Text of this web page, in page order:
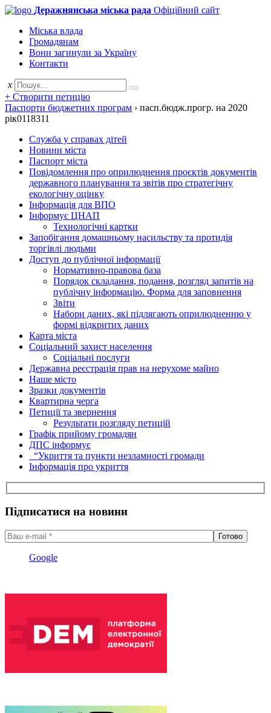
Деражнянська міська рада Офіційний сайт
Міська влада
Громадянам
Вони загинули за Україну
Контакти
x
+ Створити петицію
Паспорти бюджетних програм › пасп.бюдж.прогр. на 2020
рік0118311
Служба у справах дітей
Новини міста
Паспорт міста
Повідомлення про оприлюднення проєктів документів
державного планування та звітів про стратегічну
екологічну оцінку
Інформація для ВПО
Інформує ЦНАП
Технологічні картки
Запобігання домашньому насильству та протидія
торгівлі людьми
Доступ до публічної інформації
Нормативно-правова база
Порядок складання, подання, розгляд запитів на
публічну інформацію. Форма для заповнення
Звіти
Набори даних, які підлягають оприлюдненню у
формі відкритих даних
Карта міста
Соціальний захист населення
Соціальні послуги
Державна реєстрація прав на нерухоме майно
Наше місто
Зразки документів
Квартирна черга
Петиції та звернення
Результати розгляду петицій
Графік прийому громадян
ДПС інформує
“Укриття та пункти незламності громади
Інформація про укриття
Підписатися на новини
Google